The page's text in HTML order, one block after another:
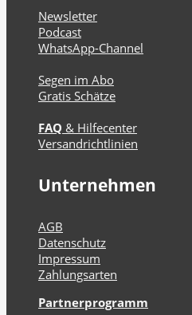
Newsletter
Podcast
WhatsApp-Channel
Segen im Abo
Gratis Schätze
FAQ & Hilfecenter
Versandrichtlinien
Unternehmen
AGB
Datenschutz
Impressum
Zahlungsarten
Partnerprogramm